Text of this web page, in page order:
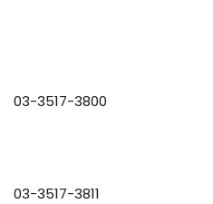
03-3517-3800
03-3517-3811